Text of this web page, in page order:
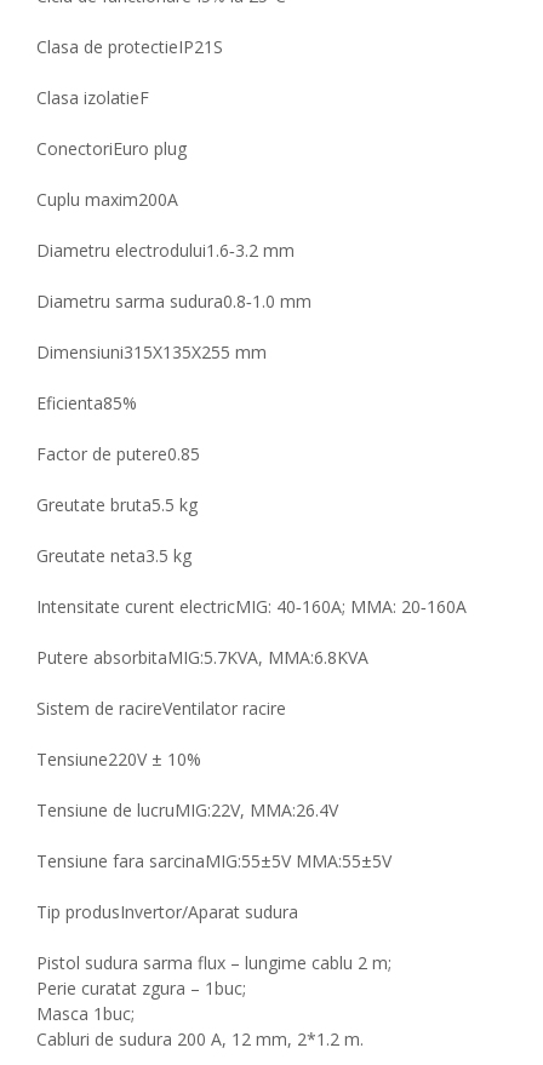
Clasa de protectieIP21S
Clasa izolatieF
ConectoriEuro plug
Cuplu maxim200A
Diametru electrodului1.6‐3.2 mm
Diametru sarma sudura0.8‐1.0 mm
Dimensiuni315X135X255 mm
Eficienta85%
Factor de putere0.85
Greutate bruta5.5 kg
Greutate neta3.5 kg
Intensitate curent electricMIG: 40‐160A; MMA: 20‐160A
Putere absorbitaMIG:5.7KVA, MMA:6.8KVA
Sistem de racireVentilator racire
Tensiune220V ± 10%
Tensiune de lucruMIG:22V, MMA:26.4V
Tensiune fara sarcinaMIG:55±5V MMA:55±5V
Tip produsInvertor/Aparat sudura
Pistol sudura sarma flux – lungime cablu 2 m;
Perie curatat zgura – 1buc;
Masca 1buc;
Cabluri de sudura 200 A, 12 mm, 2*1.2 m.